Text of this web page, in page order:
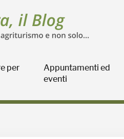
per
Appuntamenti ed
eventi